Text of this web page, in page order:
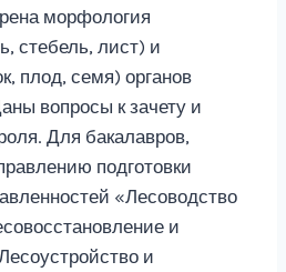
морфология
стебель, лист) и
плод, семя) органов
вопросы к зачету и
Для бакалавров,
подготовки
«Лесоводство
и
и